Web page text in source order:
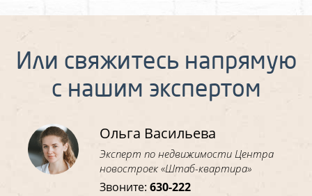
Или свяжитесь напрямую
с нашим экспертом
Ольга Васильева
Эксперт по недвижимости Центра
новостроек «Штаб-квартира»
Звоните:630-222